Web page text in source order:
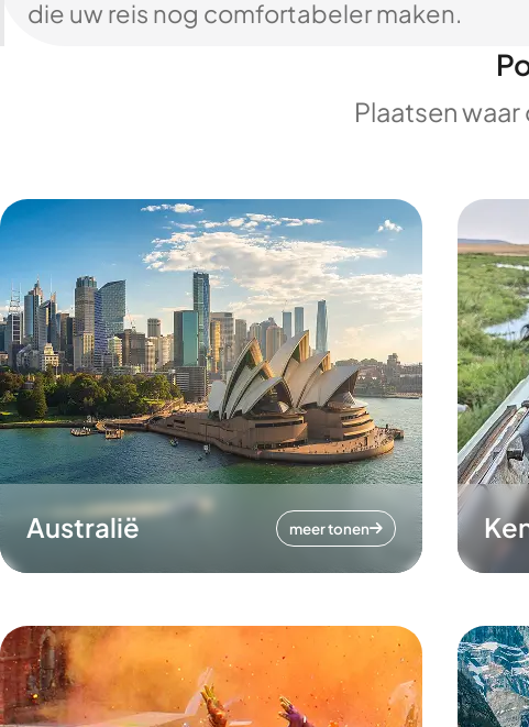
die uw reis nog comfortabeler maken.
Plaatsen
Australië meer tonen